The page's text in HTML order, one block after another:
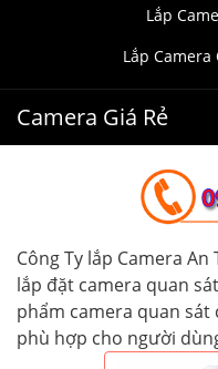
Lắp
Lắp
Camera Giá Rẻ
Công Ty lắp Camera
lắp đặt camera quan
phẩm camera quan
phù hợp cho người